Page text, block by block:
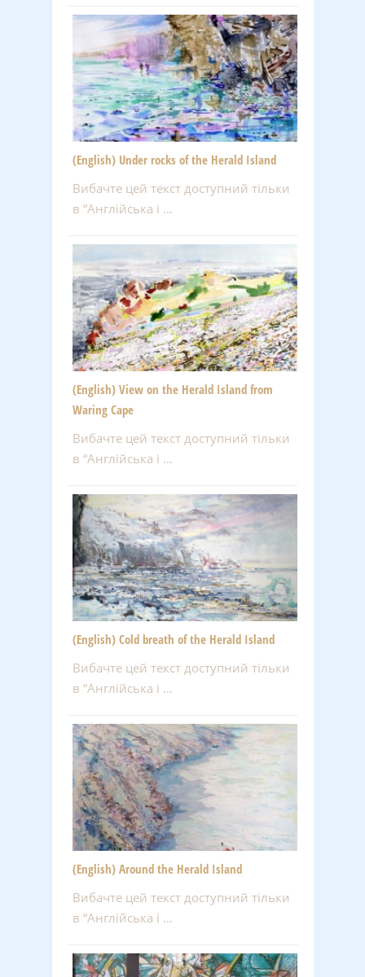
(English) Under rocks of the Herald Island
Вибачте цей текст доступний тільки
в “Англійська і ...
(English) View on the Herald Island from
Waring Cape
Вибачте цей текст доступний тільки
в “Англійська і ...
(English) Cold breath of the Herald Island
Вибачте цей текст доступний тільки
в “Англійська і ...
(English) Around the Herald Island
Вибачте цей текст доступний тільки
в “Англійська і ...